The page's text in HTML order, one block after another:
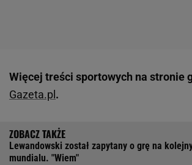
Więcej treści sportowych na stronie
Gazeta.pl .
Lewandowski został zapytany o grę na
mundialu. "Wiem"